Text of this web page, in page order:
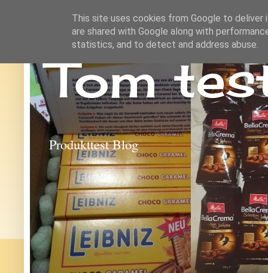
Tom
Produkttest Blog
This site uses cookies from Google to deliver
are shared with Google along with
statistics, and to detect and address abuse.